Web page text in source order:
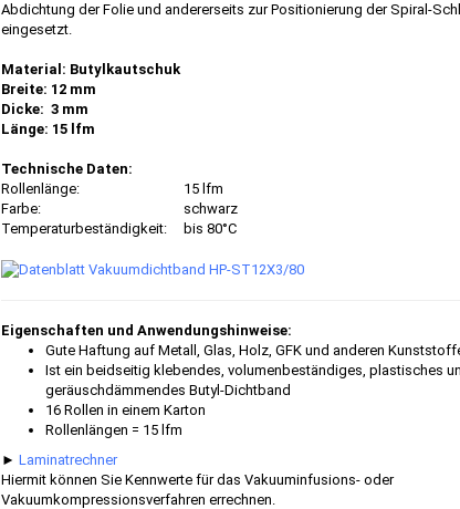
Abdichtung der Folie und andererseits zur Positionierung der Spiral-
eingesetzt.
Material: Butylkautschuk
Breite: 12 mm
Dicke: 3 mm
Länge: 15 lfm
Technische Daten:
Rollenlänge:
15 lfm
Farbe:
schwarz
Temperaturbeständigkeit:
bis 80°C
Eigenschaften und Anwendungshinweise:
Gute Haftung auf Metall, Glas, Holz, GFK und anderen
Ist ein beidseitig klebendes, volumenbeständiges, plastisches
geräuschdämmendes Butyl-Dichtband
16 Rollen in einem Karton
Rollenlängen = 15 lfm
► Laminatrechner
Hiermit können Sie Kennwerte für das Vakuuminfusions- oder
Vakuumkompressionsverfahren errechnen.